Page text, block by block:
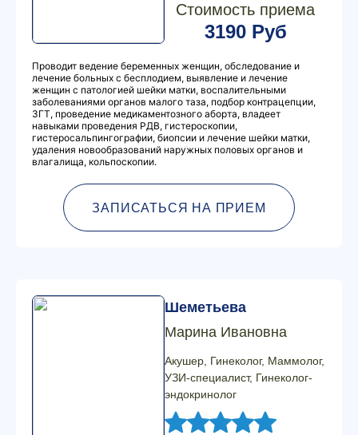
Стоимость приема
3190 Руб
Проводит ведение беременных женщин, обследование и
лечение больных с бесплодием, выявление и лечение
женщин с патологией шейки матки, воспалительными
заболеваниями органов малого таза, подбор контрацепции,
ЗГТ, проведение медикаментозного аборта, владеет
навыками проведения РДВ, гистероскопии,
гистеросальпингографии, биопсии и лечение шейки матки,
удаления новообразований наружных половых органов и
влагалища, кольпоскопии.
ЗАПИСАТЬСЯ НА ПРИЕМ
Шеметьева
Марина Ивановна
Акушер, Гинеколог, Маммолог,
УЗИ-специалист, Гинеколог-
эндокринолог